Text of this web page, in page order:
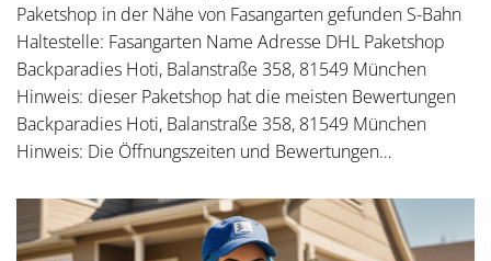
Paketshop in der Nähe von Fasangarten gefunden S-Bahn
Haltestelle: Fasangarten Name Adresse DHL Paketshop
Backparadies Hoti, Balanstraße 358, 81549 München
Hinweis: dieser Paketshop hat die meisten Bewertungen
Backparadies Hoti, Balanstraße 358, 81549 München
Hinweis: Die Öffnungszeiten und Bewertungen…